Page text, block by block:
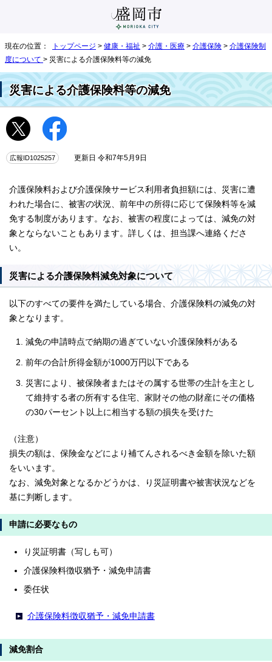
現在の位置： トップページ > 健康・福祉 > 介護・医療 > 介護保険 > 介護保険制
度について > 災害による介護保険料等の減免
災害による介護保険料等の減免
広報ID1025257 更新日 令和7年5月9日
介護保険料および介護保険サービス利用者負担額には、災害に遭
われた場合に、被害の状況、前年中の所得に応じて保険料等を減
免する制度があります。なお、被害の程度によっては、減免の対
象とならないこともあります。詳しくは、担当課へ連絡くださ
い。
災害による介護保険料減免対象について
以下のすべての要件を満たしている場合、介護保険料の減免の対
象となります。
減免の申請時点で納期の過ぎていない介護保険料がある
前年の合計所得金額が1000万円以下である
災害により、被保険者またはその属する世帯の生計を主とし
て維持する者の所有する住宅、家財その他の財産にその価格
の30パーセント以上に相当する額の損失を受けた
（注意）
損失の額は、保険金などにより補てんされるべき金額を除いた額
をいいます。
なお、減免対象となるかどうかは、り災証明書や被害状況などを
基に判断します。
申請に必要なもの
り災証明書（写しも可）
介護保険料徴収猶予・減免申請書
委任状
介護保険料徴収猶予・減免申請書
減免割合